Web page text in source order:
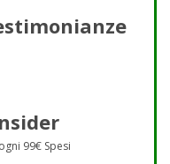
ogni 99€ Spesi